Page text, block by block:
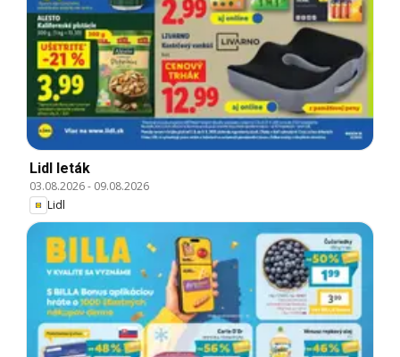
Lidl leták
03.08.2026- 09.08.2026
Lidl